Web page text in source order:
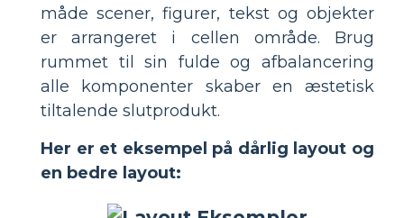
måde scener, figurer, tekst og objekter
er arrangeret i cellen område. Brug
rummet til sin fulde og afbalancering
alle komponenter skaber en æstetisk
tiltalende slutprodukt.
Her er et eksempel på dårlig layout og
en bedre layout: